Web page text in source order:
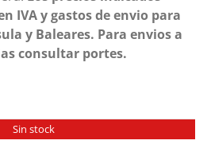
IVA y gastos de envio para
y Baleares. Para envios a
consultar portes.
Sin stock